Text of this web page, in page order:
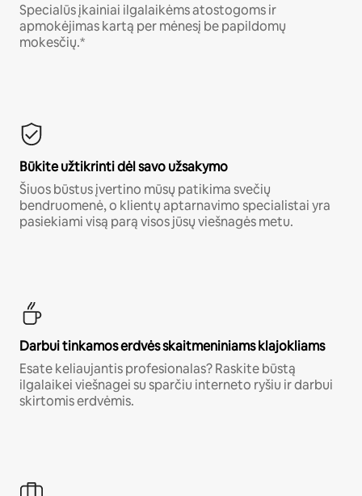
Specialūs įkainiai ilgalaikėms atostogoms ir
apmokėjimas kartą per mėnesį be papildomų
mokesčių.*
Būkite užtikrinti dėl savo užsakymo
Šiuos būstus įvertino mūsų patikima svečių
bendruomenė, o klientų aptarnavimo specialistai yra
pasiekiami visą parą visos jūsų viešnagės metu.
Darbui tinkamos erdvės skaitmeniniams klajokliams
Esate keliaujantis profesionalas? Raskite būstą
ilgalaikei viešnagei su sparčiu interneto ryšiu ir darbui
skirtomis erdvėmis.